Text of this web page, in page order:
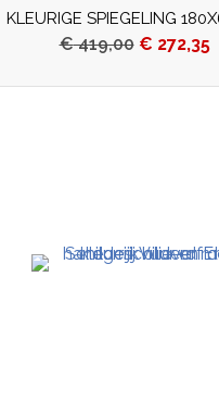
KLEURIGE SPIEGELING
€419,00 € 272,35